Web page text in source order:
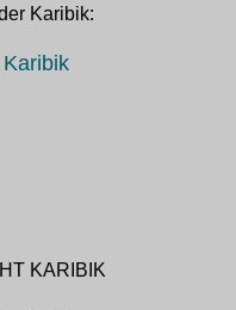
Karibik:
KARIBIK